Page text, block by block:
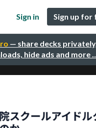
— share decks
hide ads and more
Sign in Sign up for